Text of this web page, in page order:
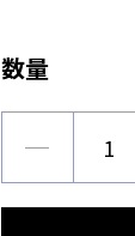
数量